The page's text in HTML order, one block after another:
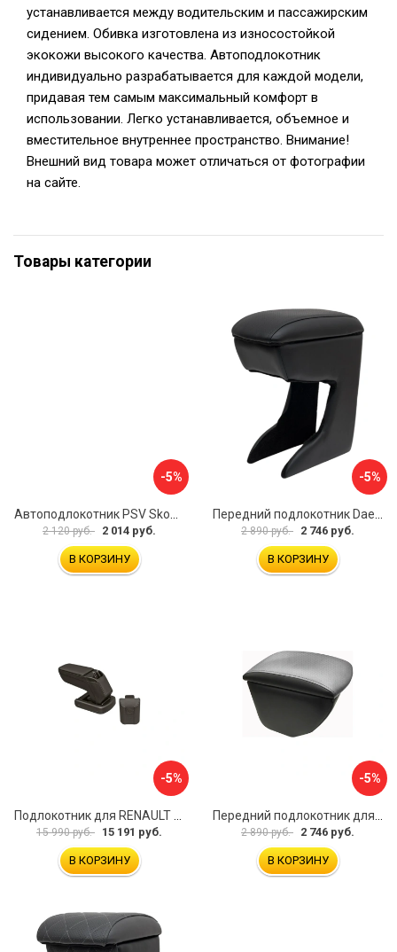
устанавливается между водительским и пассажирским
сидением. Обивка изготовлена из износостойкой
экокожи высокого качества. Автоподлокотник
индивидуально разрабатывается для каждой модели,
придавая тем самым максимальный комфорт в
использовании. Легко устанавливается, объемное и
вместительное внутреннее пространство. Внимание!
Внешний вид товара может отличаться от фотографии
на сайте.
Товары категории
-5%
2 120 руб. 2 014 руб.
В КОРЗИНУ
-5%
2 890 руб. 2 746 руб.
В КОРЗИНУ
-5%
Подлокотник для RENAULT Kaptur 2017 г.в. armster 2 BLACK V00970
15 990 руб. 15 191 руб.
В КОРЗИНУ
-5%
Передний подлокотник для KIA Rio 4 2017-н.в. AVTOLIDER1 PP-KIA-Rio-4-02
2 890 руб. 2 746 руб.
В КОРЗИНУ